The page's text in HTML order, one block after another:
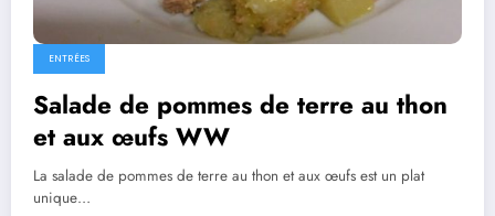
ENTRÉES
Salade de pommes de terre au thon
et aux œufs WW
La salade de pommes de terre au thon et aux œufs est un plat
unique…